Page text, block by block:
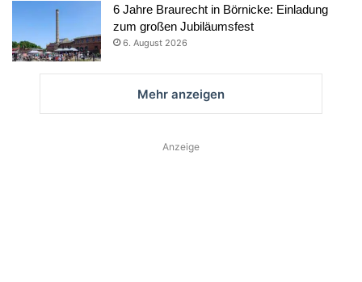
6 Jahre Braurecht in Börnicke: Einladung
zum großen Jubiläumsfest
6. August 2026
Mehr anzeigen
Anzeige